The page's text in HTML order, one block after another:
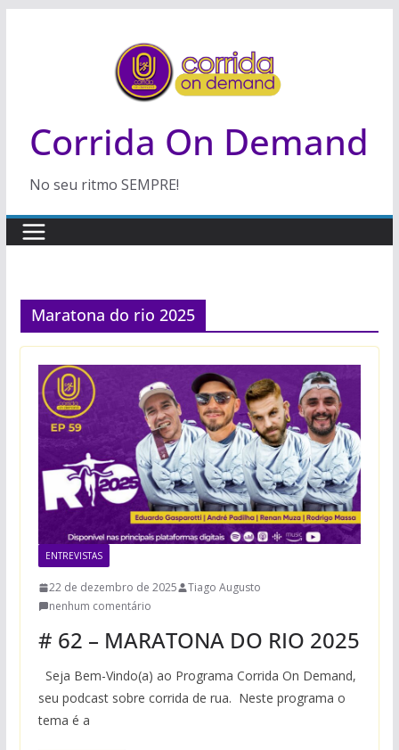
Corrida On Demand
No seu ritmo SEMPRE!
Maratona do rio 2025
ENTREVISTAS
22 de dezembro de 2025
Tiago Augusto
nenhum comentário
# 62 – MARATONA DO RIO 2025
Seja Bem-Vindo(a) ao Programa Corrida On Demand,
seu podcast sobre corrida de rua. Neste programa o
tema é a